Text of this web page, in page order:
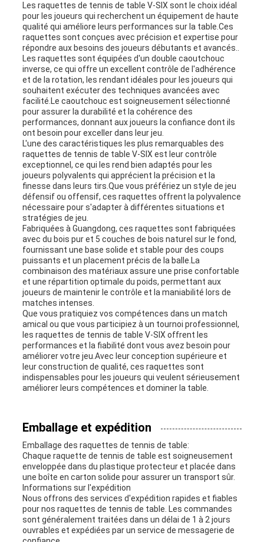
Les raquettes de tennis de table V-SIX sont le choix idéal
pour les joueurs qui recherchent un équipement de haute
qualité qui améliore leurs performances sur la table.Ces
raquettes sont conçues avec précision et expertise pour
répondre aux besoins des joueurs débutants et avancés..
Les raquettes sont équipées d'un double caoutchouc
inverse, ce qui offre un excellent contrôle de l'adhérence
et de la rotation, les rendant idéales pour les joueurs qui
souhaitent exécuter des techniques avancées avec
facilité.Le caoutchouc est soigneusement sélectionné
pour assurer la durabilité et la cohérence des
performances, donnant aux joueurs la confiance dont ils
ont besoin pour exceller dans leur jeu.
L'une des caractéristiques les plus remarquables des
raquettes de tennis de table V-SIX est leur contrôle
exceptionnel, ce qui les rend bien adaptés pour les
joueurs polyvalents qui apprécient la précision et la
finesse dans leurs tirs.Que vous préfériez un style de jeu
défensif ou offensif, ces raquettes offrent la polyvalence
nécessaire pour s'adapter à différentes situations et
stratégies de jeu.
Fabriquées à Guangdong, ces raquettes sont fabriquées
avec du bois pur et 5 couches de bois naturel sur le fond,
fournissant une base solide et stable pour des coups
puissants et un placement précis de la balle.La
combinaison des matériaux assure une prise confortable
et une répartition optimale du poids, permettant aux
joueurs de maintenir le contrôle et la maniabilité lors de
matches intenses.
Que vous pratiquiez vos compétences dans un match
amical ou que vous participiez à un tournoi professionnel,
les raquettes de tennis de table V-SIX offrent les
performances et la fiabilité dont vous avez besoin pour
améliorer votre jeu.Avec leur conception supérieure et
leur construction de qualité, ces raquettes sont
indispensables pour les joueurs qui veulent sérieusement
améliorer leurs compétences et dominer la table.
Emballage et expédition
Emballage des raquettes de tennis de table:
Chaque raquette de tennis de table est soigneusement
enveloppée dans du plastique protecteur et placée dans
une boîte en carton solide pour assurer un transport sûr.
Informations sur l'expédition
Nous offrons des services d'expédition rapides et fiables
pour nos raquettes de tennis de table. Les commandes
sont généralement traitées dans un délai de 1 à 2 jours
ouvrables et expédiées par un service de messagerie de